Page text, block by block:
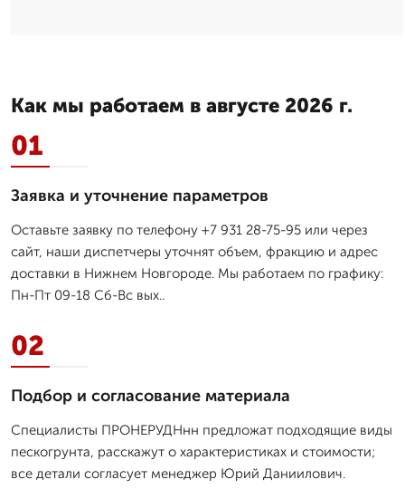
Как мы работаем в августе 2026 г.
01
Заявка и уточнение параметров
Оставьте заявку по телефону +7 931 28-75-95 или через
сайт, наши диспетчеры уточнят объем, фракцию и адрес
доставки в Нижнем Новгороде. Мы работаем по графику:
Пн-Пт 09-18 Сб-Вс вых..
02
Подбор и согласование материала
Специалисты ПРОНЕРУДНнн предложат подходящие виды
пескогрунта, расскажут о характеристиках и стоимости;
все детали согласует менеджер Юрий Даниилович.